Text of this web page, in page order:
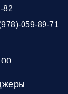
82
059-89-71